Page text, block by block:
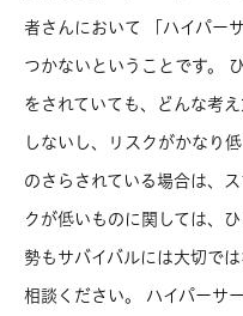
者さんにおいて 「ハイパー
つかないということです。
をされていても、どんな考
しないし、リスクがかなり
のさらされている場合は、
クが低いものに関しては、
勢もサバイバルには大切で
相談ください。 ハイパーサ